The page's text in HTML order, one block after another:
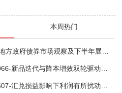
本周热门